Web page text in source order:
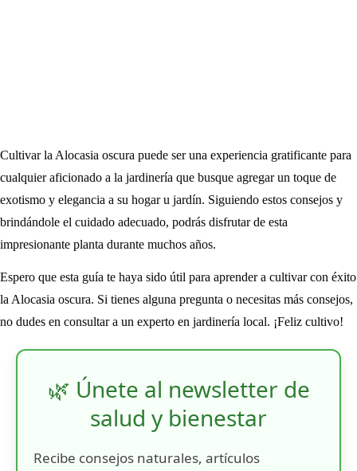
Cultivar la Alocasia oscura puede ser una experiencia gratificante para
cualquier aficionado a la jardinería que busque agregar un toque de
exotismo y elegancia a su hogar u jardín. Siguiendo estos consejos y
brindándole el cuidado adecuado, podrás disfrutar de esta
impresionante planta durante muchos años.
Espero que esta guía te haya sido útil para aprender a cultivar con éxito
la Alocasia oscura. Si tienes alguna pregunta o necesitas más consejos,
no dudes en consultar a un experto en jardinería local. ¡Feliz cultivo!
🌿 Únete al newsletter de
salud y bienestar
Recibe consejos naturales, artículos